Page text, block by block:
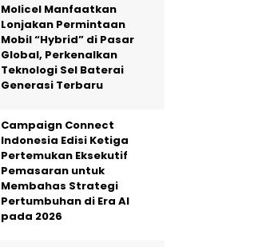
Molicel Manfaatkan
Lonjakan Permintaan
Mobil “Hybrid” di Pasar
Global, Perkenalkan
Teknologi Sel Baterai
Generasi Terbaru
Campaign Connect
Indonesia Edisi Ketiga
Pertemukan Eksekutif
Pemasaran untuk
Membahas Strategi
Pertumbuhan di Era AI
pada 2026